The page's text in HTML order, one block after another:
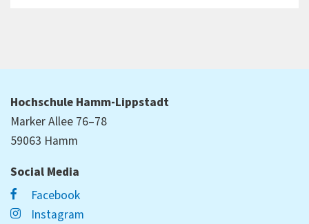
Hochschule Hamm-Lippstadt
Marker Allee 76–78
59063 Hamm
Social Media
Facebook
Instagram